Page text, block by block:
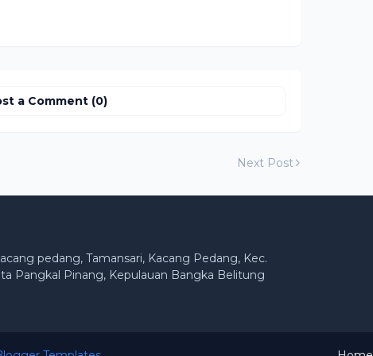
a Comment (0)
Next Post
pedang, Tamansari, Kacang Pedang, Kec.
Pangkal Pinang, Kepulauan Bangka Belitung